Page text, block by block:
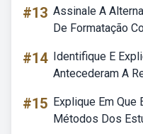
#13 Assinale A
De Formatação
#14 Identifique E
Antecederam A
#15 Explique Em Que
Métodos Dos